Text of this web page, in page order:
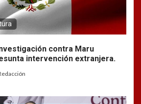
contra Maru
intervención extranjera.